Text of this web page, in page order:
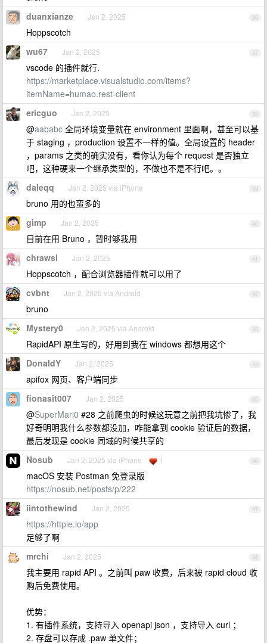
36
duanxianze Jan 2, 2025
Hoppscotch
37
wu67 Jan 2, 2025
vscode 的插件就行.
https://marketplace.visualstudio.com/items?
itemName=humao.rest-client
38
ericguo Jan 2, 2025
@aababc 全局环境变量就在 environment 里面啊，甚至可以基
于 staging ，production 设置不一样的值。全局设置的 header
，params 之类的确实没有，看你认为每个 request 是否独立
吧，这种硬来一个继承类型的，不做也不是不行吧。。
39
daleqq Jan 2, 2025 via iPhone
bruno 用的也蛮多的
40
gimp Jan 2, 2025
目前在用 Bruno ，暂时够我用
41
chrawsl Jan 2, 2025
Hoppscotch ，配合浏览器插件就可以用了
42
cvbnt Jan 2, 2025 via Android
bruno
43
Mystery0 Jan 2, 2025 via Android
RapidAPI 原生写的，好用到我在 windows 都想用这个
44
DonaldY Jan 2, 2025
apifox 网页、客户端同步
45
fionasit007 Jan 2, 2025
@SuperMari0 #28 之前爬虫的时候这玩意之前把我坑惨了，我
好奇明明我什么参数都没加，咋能拿到 cookie 验证后的数据，
最后发现是 cookie 同域的时候共享的
46
Nosub Jan 2, 2025 via iPhone 1
macOS 安装 Postman 免登录版
https://nosub.net/posts/p/222
47
iintothewind Jan 2, 2025
https://httpie.io/app
足够了啊
48
mrchi Jan 2, 2025
我主要用 rapid API 。之前叫 paw 收费，后来被 rapid cloud 收
购后免费使用。
优势：
1. 有插件系统，支持导入 openapi json ，支持导入 curl ；
2. 存盘可以存成 .paw 单文件；